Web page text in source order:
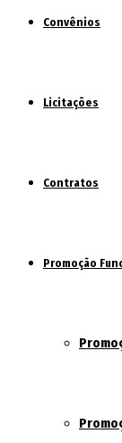
Convênios
Licitações
Contratos
Promoção